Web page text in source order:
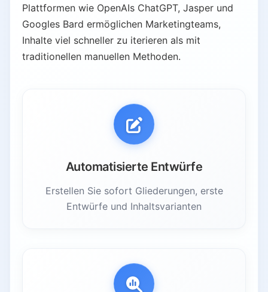
4. Best Practices für die KI-Inhaltserstellung
4.1. Schnellere Produktion
4.2.
Konsistente Markenführung
4.3.
Bessere Nutzerbindung
Plattformen wie OpenAIs ChatGPT, Jasper und
Googles Bard ermöglichen Marketingteams,
Inhalte viel schneller zu iterieren als mit
traditionellen manuellen Methoden.
Automatisierte Entwürfe
Erstellen Sie sofort Gliederungen, erste
Entwürfe und Inhaltsvarianten